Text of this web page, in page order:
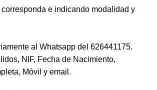
corresponda e indicando modalidad y
al Whatsapp del 626441175.
NIF, Fecha de Nacimiento,
Móvil y email.